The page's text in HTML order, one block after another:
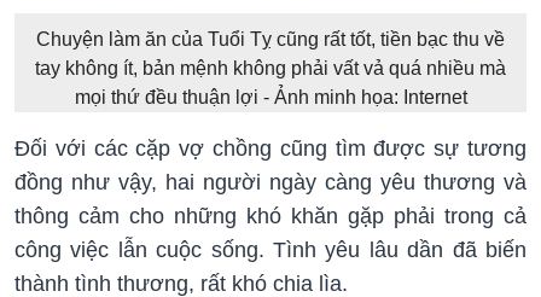
Chuyện làm ăn của Tuổi Tỵ cũng rất tốt, tiền bạc thu về
tay không ít, bản mệnh không phải vất vả quá nhiều mà
mọi thứ đều thuận lợi - Ảnh minh họa: Internet
Đối với các cặp vợ chồng cũng tìm được sự tương
đồng như vậy, hai người ngày càng yêu thương và
thông cảm cho những khó khăn gặp phải trong cả
công việc lẫn cuộc sống. Tình yêu lâu dần đã biến
thành tình thương, rất khó chia lìa.